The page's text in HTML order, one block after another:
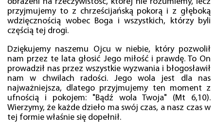
przyjmujemy to z chrześcijańską pokorą i z głęboką
wdzięcznością wobec Boga i wszystkich, którzy byli
częścią tej drogi.
Dziękujemy naszemu Ojcu w niebie, który pozwolił
nam przez te lata głosić Jego miłość i prawdę. To On
prowadził nas przez wszystkie wyzwania i błogosławił
nam w chwilach radości. Jego wola jest dla nas
najważniejsza, dlatego przyjmujemy ten moment z
ufnością i pokojem: "Bądź wola Twoja" (Mt 6,10).
Wierzymy, że każde dzieło ma swój czas, a nasz czas w
tej formie właśnie się dopełnił.